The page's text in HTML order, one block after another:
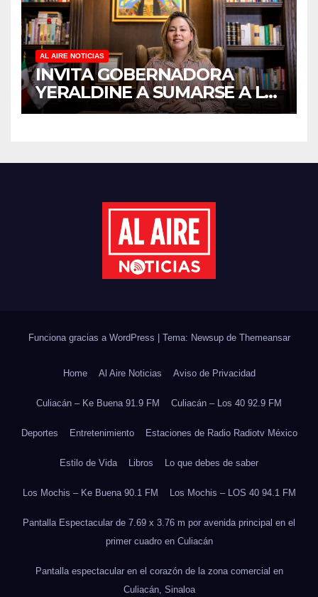
AL AIRE NOTICIAS
INVITA GOBERNADORA
YERALDINE A SUMARSE A LA
JORNADA NACIONAL DE
DE ÁRBOLES
Funciona gracias a WordPress Tema: Newsup de Themeansar
Home Al Aire Noticias Aviso de Privacidad
Culiacán – Ke Buena 91.9 FM Culiacán – Los 40 92.9 FM
Deportes Entretenimiento Estaciones de Radio Radiotv México
Estilo de Vida Libros Lo que debes de saber
Los Mochis – Ke Buena 90.1 FM Los Mochis – LOS 40 94.1 FM
Pantalla Espectacular de 7.69 x 3.76 m por avenida principal en el
primer cuadro en Culiacán
Pantalla espectacular en el corazón de la zona comercial en
Culiacán, Sinaloa